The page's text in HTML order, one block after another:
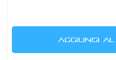
AGGIUNGI